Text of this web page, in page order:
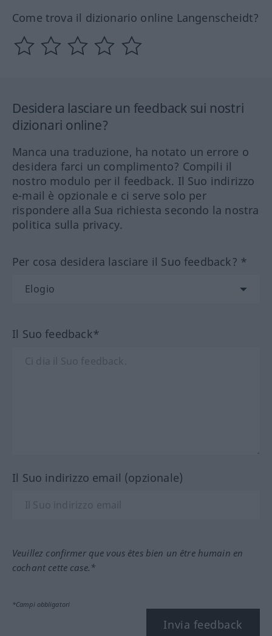
Come trova il dizionario online Langenscheidt?
Desidera lasciare un feedback sui nostri
dizionari online?
Manca una traduzione, ha notato un errore o
desidera farci un complimento? Compili il
nostro modulo per il feedback. Il Suo indirizzo
e-mail è opzionale e ci serve solo per
rispondere alla Sua richiesta secondo la nostra
politica sulla privacy.
Per cosa desidera lasciare il Suo feedback? *
Il Suo feedback*
Il Suo indirizzo email (opzionale)
Veuillez confirmer que vous êtes bien un être humain en
cochant cette case.*
*Campi obbligatori
Invia feedback